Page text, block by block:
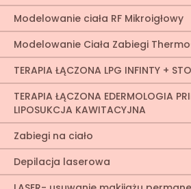
Modelowanie ciała RF Mikroigłowy
Modelowanie Ciała Zabiegi
TERAPIA ŁĄCZONA LPG INFINTY +
TERAPIA ŁĄCZONA EDERMOLOGIA
LIPOSUKCJA KAWITACYJNA
Zabiegi na ciało
Depilacja laserowa